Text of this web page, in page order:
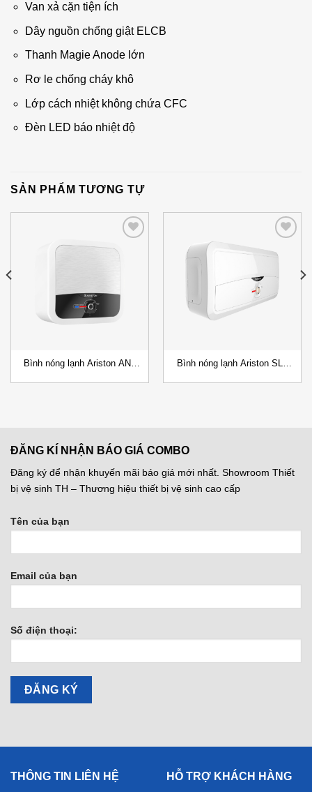
Van xả cặn tiện ích
Dây nguồn chống giật ELCB
Thanh Magie Anode lớn
Rơ le chống cháy khô
Lớp cách nhiệt không chứa CFC
Đèn LED báo nhiệt độ
SẢN PHẨM TƯƠNG TỰ
Bình nóng lạnh Ariston AN2
Bình nóng lạnh Ariston SL2
ĐĂNG KÍ NHẬN BÁO GIÁ COMBO
Đăng ký để nhận khuyến mãi báo giá mới nhất. Showroom Thiết
bị vệ sinh TH – Thương hiệu thiết bị vệ sinh cao cấp
Tên của bạn
Email của bạn
Số điện thoại:
THÔNG TIN LIÊN HỆ HỖ TRỢ KHÁCH HÀNG